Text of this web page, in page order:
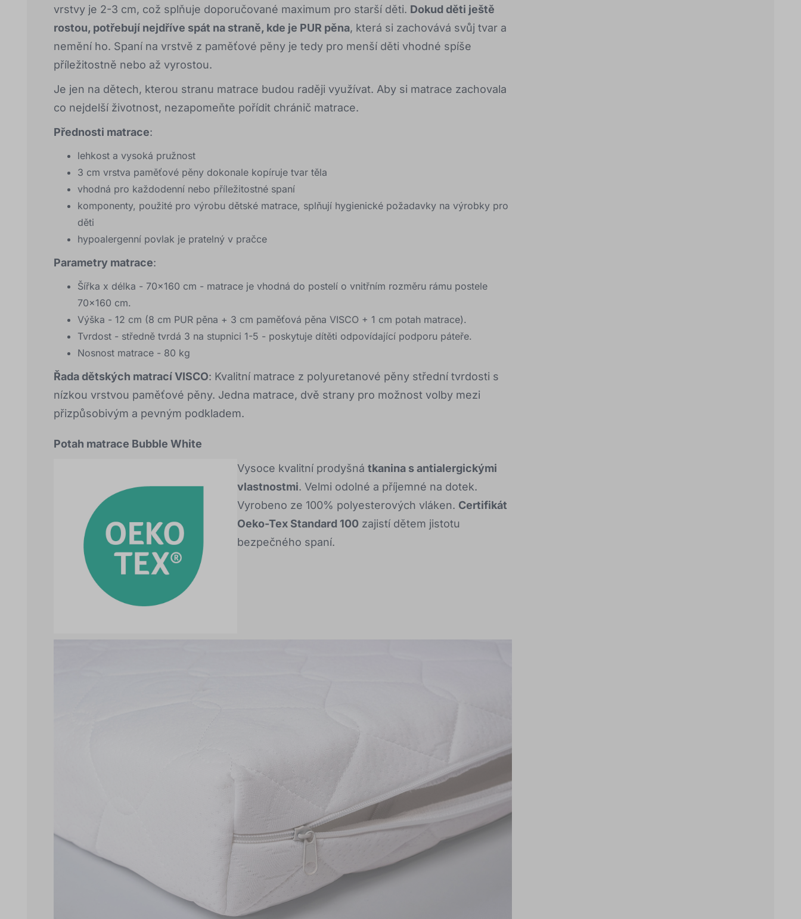
vrstvy je 2-3 cm, což splňuje doporučované maximum pro starší děti. Dokud děti ještě
rostou, potřebují nejdříve spát na straně, kde je PUR pěna, která si zachovává svůj tvar a
nemění ho. Spaní na vrstvě z paměťové pěny je tedy pro menší děti vhodné spíše
příležitostně nebo až vyrostou.
Je jen na dětech, kterou stranu matrace budou raději využívat. Aby si matrace zachovala
co nejdelší životnost, nezapomeňte pořídit chránič matrace.
Přednosti matrace:
lehkost a vysoká pružnost
3 cm vrstva paměťové pěny dokonale kopíruje tvar těla
vhodná pro každodenní nebo příležitostné spaní
komponenty, použité pro výrobu dětské matrace, splňují hygienické požadavky na výrobky pro
děti
hypoalergenní povlak je pratelný v pračce
Parametry matrace:
Šířka x délka - 70x160 cm - matrace je vhodná do postelí o vnitřním rozměru rámu postele
70x160 cm.
Výška - 12 cm (8 cm PUR pěna + 3 cm paměťová pěna VISCO + 1 cm potah matrace).
Tvrdost - středně tvrdá 3 na stupnici 1-5 - poskytuje dítěti odpovídající podporu páteře.
Nosnost matrace - 80 kg
Řada dětských matrací VISCO: Kvalitní matrace z polyuretanové pěny střední tvrdosti s
nízkou vrstvou paměťové pěny. Jedna matrace, dvě strany pro možnost volby mezi
přizpůsobivým a pevným podkladem.
Potah matrace Bubble White
Vysoce kvalitní prodyšná tkanina s antialergickými
vlastnostmi. Velmi odolné a příjemné na dotek.
Vyrobeno ze 100% polyesterových vláken. Certifikát
Oeko-Tex Standard 100zajistí dětem jistotu
bezpečného spaní.